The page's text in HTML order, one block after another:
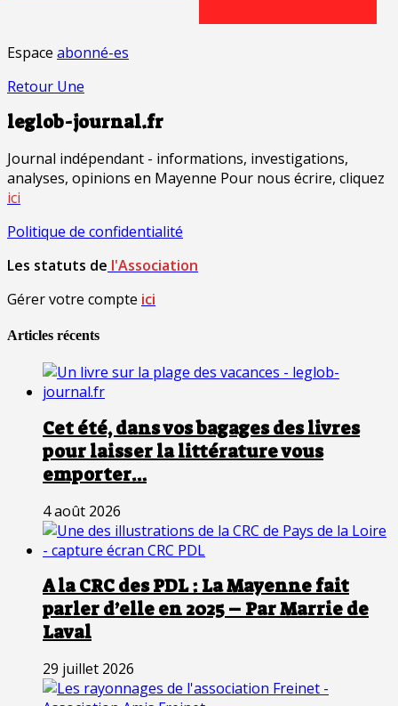
Espace abonné-es
Retour Une
leglob-journal.fr
Journal indépendant - informations, investigations,
analyses, opinions en Mayenne Pour nous écrire, cliquez
ici
Politique de confidentialité
Les statuts de l'Association
Gérer votre compte ici
Articles récents
Cet été, dans vos bagages des livres
pour laisser la littérature vous
emporter…
4 août 2026
A la CRC des PDL : La Mayenne fait
parler d’elle en 2025 – Par Marrie de
Laval
29 juillet 2026